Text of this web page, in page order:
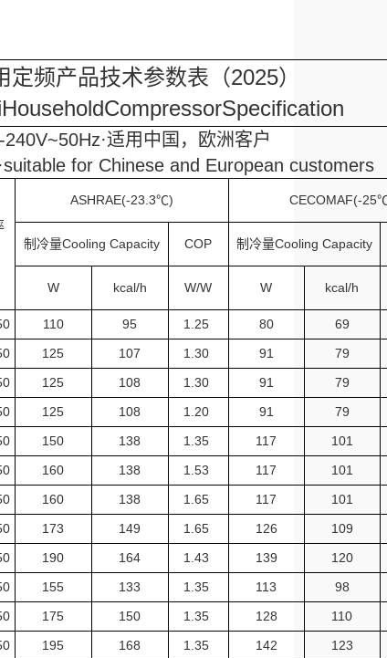
定频产品技术参数表（2025）
240V~50Hz·适用中国，欧洲客户
for Chinese and European customers
ASHRAE(-23.3℃) CECOMAF(-
制冷量Cooling Capacity COP 制冷量Cooling Capacity
W kcal/h W/W W kcal/h
110 95 1.25 80
69
125 107 1.30 91
79
125 108 1.30 91
79
125 108 1.20 91
79
150 138 1.35 117
101
160 138 1.53 117
101
160 138 1.65 117
101
173 149 1.65 126
109
190 164 1.43 139
120
155 133 1.35 113
98
175 150 1.35 128
110
195 168 1.35 142
123